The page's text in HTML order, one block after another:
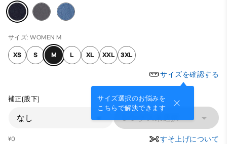
サイズ: WOMEN M
XS S M L XL XXL 3XL
サイズを確認する
サイズ選択のお悩みを
こちらで解決できます
補正(股下)
なし レングス未選択
¥0 すそ上げについて